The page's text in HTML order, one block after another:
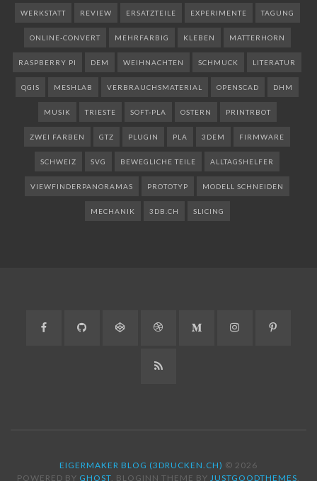
WERKSTATT REVIEW ERSATZTEILE EXPERIMENTE TAGUNG
ONLINE-CONVERT MEHRFARBIG KLEBEN MATTERHORN
RASPBERRY PI DEM WEIHNACHTEN SCHMUCK LITERATUR
QGIS MESHLAB VERBRAUCHSMATERIAL OPENSCAD DHM
MUSIK TRIESTE SOFT-PLA OSTERN PRINTRBOT
ZWEI FARBEN GTZ PLUGIN PLA 3DEM FIRMWARE
SCHWEIZ SVG BEWEGLICHE TEILE ALLTAGSHELFER
VIEWFINDERPANORAMAS PROTOTYP MODELL SCHNEIDEN
MECHANIK 3DB.CH SLICING
Facebook GitHub CodePen DribbbleMedium Instagram
RSS
EIGERMAKER BLOG (3DRUCKEN.CH) © 2026
POWERED BY GHOST . BLOGINN THEME BY JUSTGOODTHEMES